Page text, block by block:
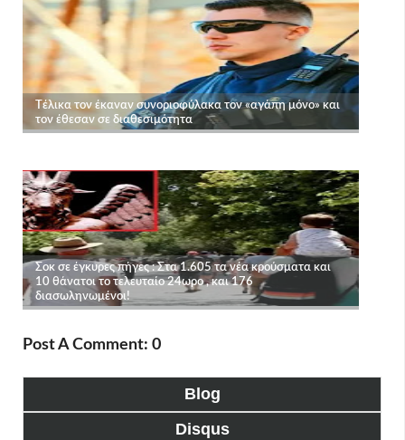
Post A Comment: 0
Blog
Disqus